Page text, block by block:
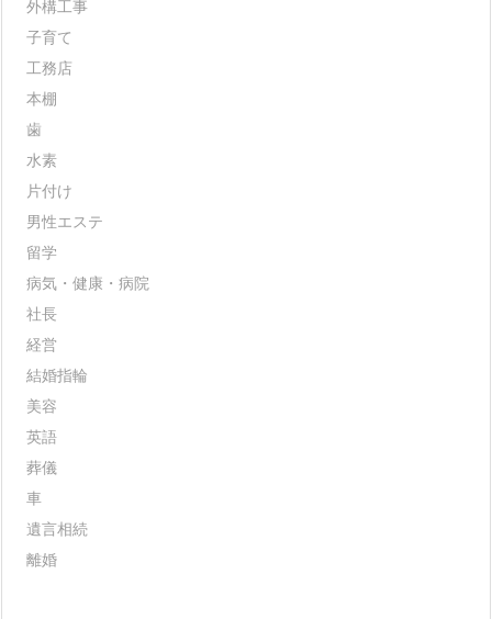
外構工事
子育て
工務店
本棚
歯
水素
片付け
男性エステ
留学
病気・健康・病院
社長
経営
結婚指輪
美容
英語
葬儀
車
遺言相続
離婚